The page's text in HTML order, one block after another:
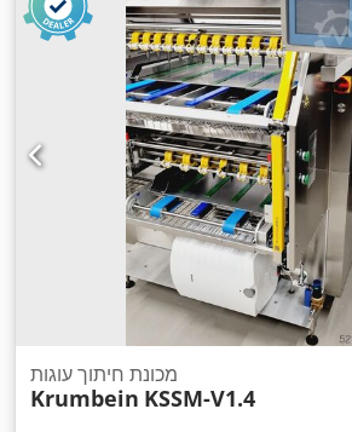
שטח אורך:750 מ"מ , רוחב נדרש: 790 מ"מ
מכונת חיתוך עוגות
Krumbein KSSM-V1.4